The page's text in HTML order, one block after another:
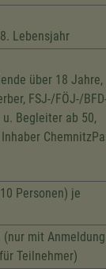
Lebensjahr
über 18 Jahre,
FSJ-/FÖJ-/
Begleiter ab 50,
Personen) je
(nur mit Anmeldung
Teilnehmer)